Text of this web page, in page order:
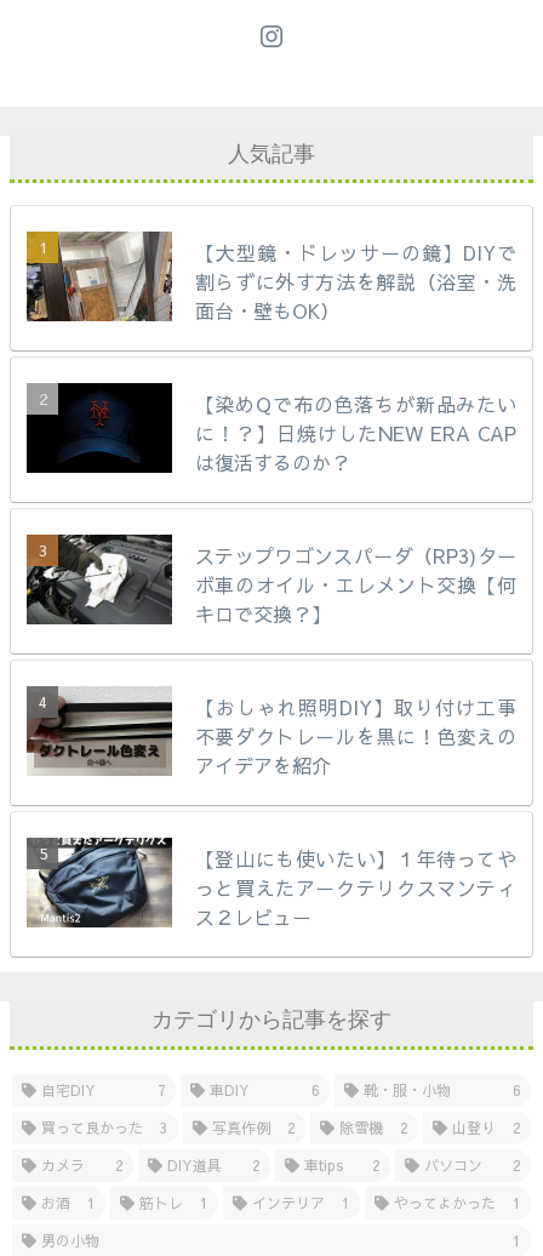
人気記事
【大型鏡・ドレッサーの鏡】DIYで
割らずに外す方法を解説（浴室・洗
面台・壁もOK）
【染めQで布の色落ちが新品みたい
に！？】日焼けしたNEW ERA CAP
は復活するのか？
ステップワゴンスパーダ（RP3)ター
ボ車のオイル・エレメント交換【何
キロで交換？】
【おしゃれ照明DIY】取り付け工事
不要ダクトレールを黒に！色変えの
アイデアを紹介
【登山にも使いたい】１年待ってや
っと買えたアークテリクスマンティ
ス２レビュー
カテゴリから記事を探す
自宅DIY 7 車DIY 6 靴・服・小物
6
買って良かった
3 写真作例 2 除雪機 2 山登り
2
カメラ
2 DIY道具 2 車tips 2 パソコン
2
お酒
1 筋トレ 1 インテリア 1 やってよかった
1
男の小物
1